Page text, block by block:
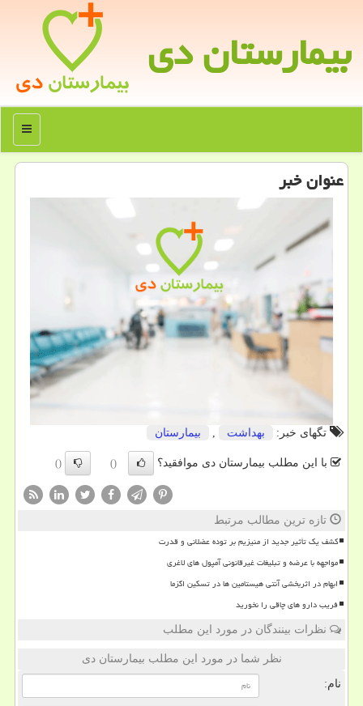
بیمارستان دی
منو
عنوان خبر
تگهای خبر: بهداشت بیمارستان
با این مطلب بیمارستان دی موافقید؟ ()
()
تازه ترین مطالب مرتبط
کشف یک تأثیر جدید از منیزیم بر توده عضلانی و قدرت
مواجهه با عرضه و تبلیغات غیرقانونی آمپول های لاغری
ابهام در اثربخشی آنتی هیستامین ها در تسکین اگزما
فریب دارو های چاقی را نخورید
نظرات بینندگان در مورد این مطلب
نظر شما در مورد این مطلب بیمارستان دی
نام: